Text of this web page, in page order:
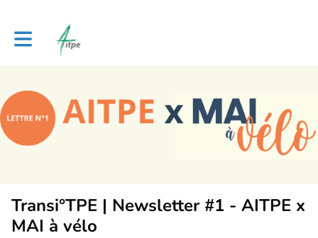
Toggle main navigation
Transi°TPE | Newsletter #1 - AITPE x
MAI à vélo